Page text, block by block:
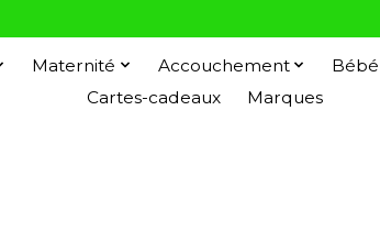
Maternité Accouchement
Bébé
Cartes-cadeaux
Marques